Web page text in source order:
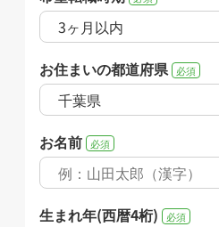
お住まいの都道府県 必須
お名前 必須
生まれ年(西暦4桁) 必須